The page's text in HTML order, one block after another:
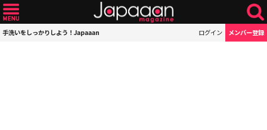
手洗いをしっかりしよう！Japaaan ログイン メンバー登録